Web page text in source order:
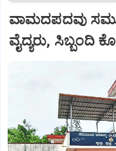
ವಾಮದಪದವು
ವೈದ್ಯರು, ಸಿಬ್ಬಂದಿ